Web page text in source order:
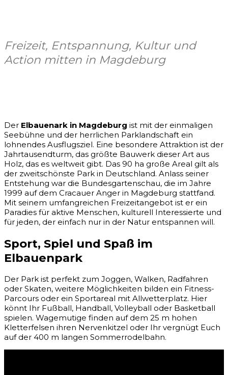
Freizeit, Entspannung, Kultur und
Action mitten in Magdeburg
Der Elbauenark in Magdeburg ist mit der einmaligen
Seebühne und der herrlichen Parklandschaft ein
lohnendes Ausflugsziel. Eine besondere Attraktion ist der
Jahrtausendturm, das größte Bauwerk dieser Art aus
Holz, das es weltweit gibt. Das 90 ha große Areal gilt als
der zweitschönste Park in Deutschland. Anlass seiner
Entstehung war die Bundesgartenschau, die im Jahre
1999 auf dem Cracauer Anger in Magdeburg stattfand.
Mit seinem umfangreichen Freizeitangebot ist er ein
Paradies für aktive Menschen, kulturell Interessierte und
für jeden, der einfach nur in der Natur entspannen will.
Sport, Spiel und Spaß im
Elbauenpark
Der Park ist perfekt zum Joggen, Walken, Radfahren
oder Skaten, weitere Möglichkeiten bilden ein Fitness-
Parcours oder ein Sportareal mit Allwetterplatz. Hier
könnt Ihr Fußball, Handball, Volleyball oder Basketball
spielen. Wagemutige finden auf dem 25 m hohen
Kletterfelsen ihren Nervenkitzel oder Ihr vergnügt Euch
auf der 400 m langen Sommerrodelbahn.